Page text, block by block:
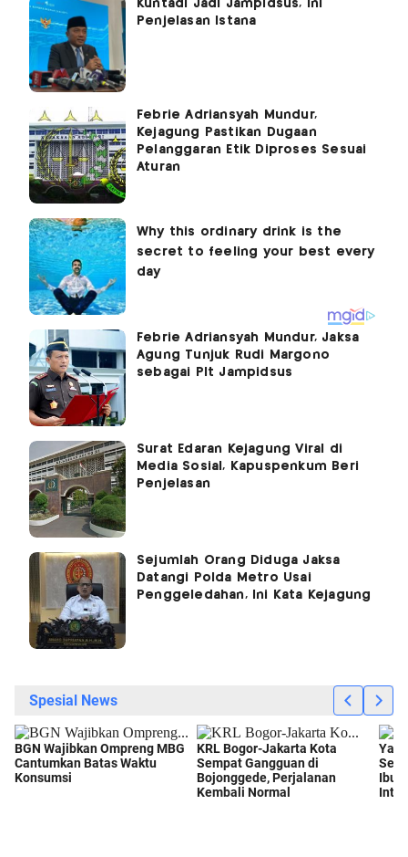
Kuntadi Jadi Jampidsus, Ini
Penjelasan Istana
Febrie Adriansyah Mundur,
Kejagung Pastikan Dugaan
Pelanggaran Etik Diproses Sesuai
Aturan
Febrie Adriansyah Mundur, Jaksa
Agung Tunjuk Rudi Margono
sebagai Plt Jampidsus
Surat Edaran Kejagung Viral di
Media Sosial, Kapuspenkum Beri
Penjelasan
Sejumlah Orang Diduga Jaksa
Datangi Polda Metro Usai
Penggeledahan, Ini Kata Kejagung